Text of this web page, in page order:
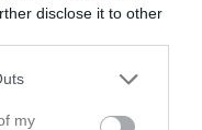
disclose it to other
my